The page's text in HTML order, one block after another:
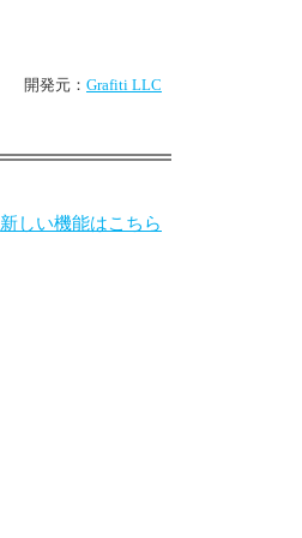
開発元： Grafiti LLC
新しい機能はこちら